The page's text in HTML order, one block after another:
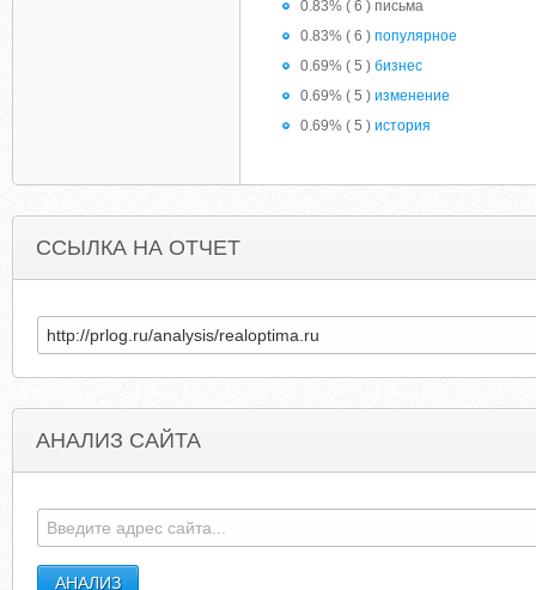
0.83% ( 6 ) письма
0.83% ( 6 ) популярное
0.69% ( 5 ) бизнес
0.69% ( 5 ) изменение
0.69% ( 5 ) история
ССЫЛКА НА ОТЧЕТ
АНАЛИЗ САЙТА